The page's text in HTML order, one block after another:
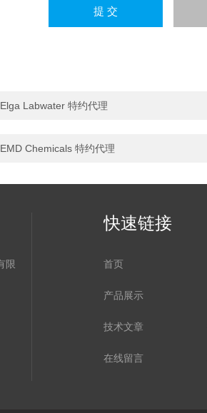
Elga Labwater 特约代理
EMD Chemicals 特约代理
限
快速链接
首页
产品展示
技术文章
在线留言